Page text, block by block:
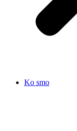
Ko smo